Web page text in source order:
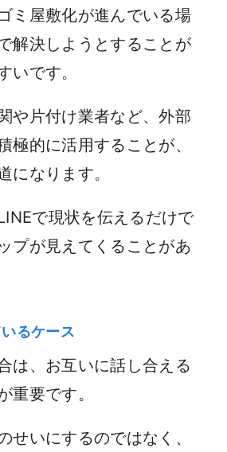
ミ屋敷化が進んでいる場
解決しようとすることが
いです。
や片付け業者など、外部
極的に活用することが、
になります。
で現状を伝えるだけで
プが見えてくることがあ
るケース
は、お互いに話し合える
重要です。
せいにするのではなく、